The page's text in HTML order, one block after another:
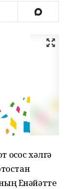
осҡос хәлгә
Енәйәтте